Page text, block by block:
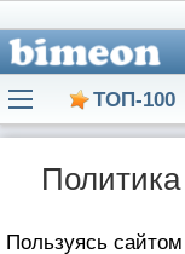
ТОП-100
Пользуясь